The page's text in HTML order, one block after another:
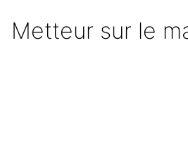
Metteur sur le